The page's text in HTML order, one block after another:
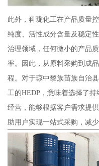
此外，科珑化工在产品质量
纯度、活性成分含量及稳定
治理领域，任何微小的产品
率。因此，从原料采购到成
程。对于琼中黎族苗族自治
工的HEDP，意味着选择了
经营，能够根据客户需求提
助用户实现一站式采购，减